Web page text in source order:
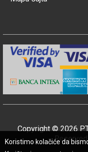
Copyright © 2026
Koristimo kolačiće da